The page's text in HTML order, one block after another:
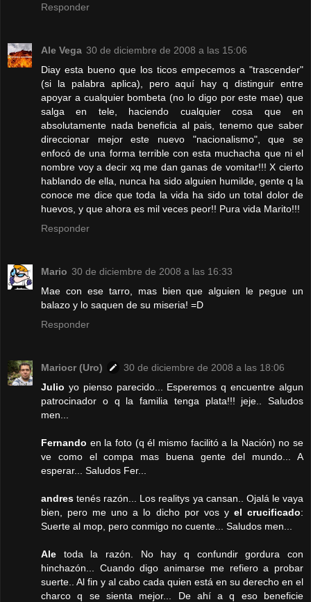
Responder
Ale Vega 30 de diciembre de 2008 a las 15:06
Diay esta bueno que los ticos empecemos a "trascender"
(si la palabra aplica), pero aquí hay q distinguir entre
apoyar a cualquier bombeta (no lo digo por este mae) que
salga en tele, haciendo cualquier cosa que en
absolutamente nada beneficia al pais, tenemo que saber
direccionar mejor este nuevo "nacionalismo", que se
enfocó de una forma terrible con esta muchacha que ni el
nombre voy a decir xq me dan ganas de vomitar!!! X cierto
hablando de ella, nunca ha sido alguien humilde, gente q la
conoce me dice que toda la vida ha sido un total dolor de
huevos, y que ahora es mil veces peor!! Pura vida Marito!!!
Responder
Mario 30 de diciembre de 2008 a las 16:33
Mae con ese tarro, mas bien que alguien le pegue un
balazo y lo saquen de su miseria! =D
Responder
Mariocr (Uro)
30 de diciembre de 2008 a las 18:06
Julio yo pienso parecido... Esperemos q encuentre algun
patrocinador o q la familia tenga plata!!! jeje.. Saludos
men...
Fernando en la foto (q él mismo facilitó a la Nación) no se
ve como el compa mas buena gente del mundo... A
esperar... Saludos Fer...
andres tenés razón... Los realitys ya cansan.. Ojalá le vaya
bien, pero me uno a lo dicho por vos y el crucificado:
Suerte al mop, pero conmigo no cuente... Saludos men...
Ale toda la razón. No hay q confundir gordura con
hinchazón... Cuando digo animarse me refiero a probar
suerte.. Al fin y al cabo cada quien está en su derecho en el
charco q se sienta mejor... De ahí a q eso beneficie